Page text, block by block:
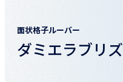
面状格子ルーバー
ダミエラブリズ